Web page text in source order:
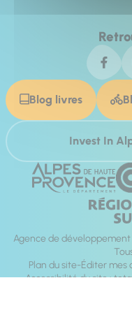
Blog livres
Invest In
Agence de
Plan du site Éditer mes
Accessibilité du site :